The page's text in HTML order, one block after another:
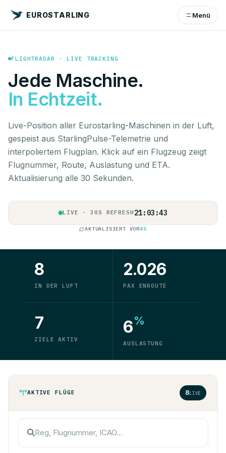
EUROSTARLING Menü
FLIGHTRADAR · LIVE TRACKING
Jede Maschine.
In Echtzeit.
Live-Position aller Eurostarling-Maschinen in der Luft,
gespeist aus StarlingPulse-Telemetrie und
interpoliertem Flugplan. Klick auf ein Flugzeug zeigt
Flugnummer, Route, Auslastung und ETA.
Aktualisierung alle 30 Sekunden.
LIVE · 30S REFRESH 21:03:43
AKTUALISIERT VOR4S
8
IN DER LUFT
2.026
PAX ENROUTE
7
ZIELE AKTIV
6%
AUSLASTUNG
AKTIVE FLÜGE 8LIVE